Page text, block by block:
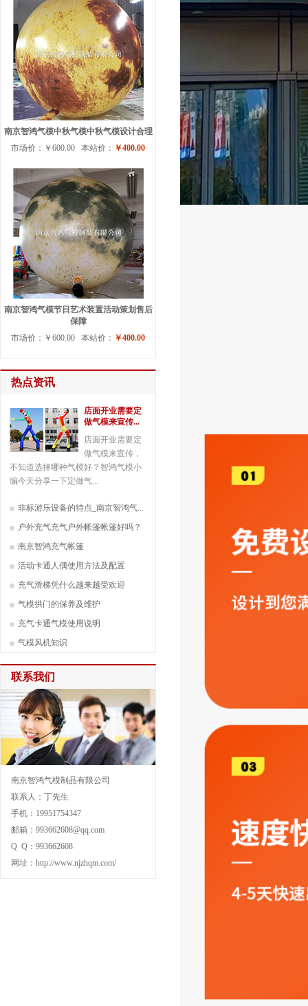
南京智鸿气模中秋气模中秋气模设计合理
市场价：￥600.00 本站价： ￥400.00
南京智鸿气模节日艺术装置活动策划售后
保障
市场价：￥600.00 本站价： ￥400.00
热点资讯
店面开业需要定
做气模来宣传...
店面开业需要定
做气模来宣传，
不知道选择哪种气模好？智鸿气模小
编今天分享一下定做气...
非标游乐设备的特点_南京智鸿气...
户外充气充气户外帐篷帐篷好吗？
南京智鸿充气帐篷
活动卡通人偶使用方法及配置
充气滑梯凭什么越来越受欢迎
气模拱门的保养及维护
充气卡通气模使用说明
气模风机知识
联系我们
南京智鸿气模制品有限公司
联系人：丁先生
手机：19951754347
邮箱：993662608@qq.com
Q Q：993662608
网址：http://www.njzhqm.com/